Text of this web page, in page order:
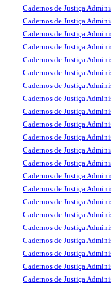
Cadernos de Justiça
Cadernos de Justiça
Cadernos de Justiça
Cadernos de Justiça
Cadernos de Justiça
Cadernos de Justiça
Cadernos de Justiça
Cadernos de Justiça
Cadernos de Justiça
Cadernos de Justiça
Cadernos de Justiça
Cadernos de Justiça
Cadernos de Justiça
Cadernos de Justiça
Cadernos de Justiça
Cadernos de Justiça
Cadernos de Justiça
Cadernos de Justiça
Cadernos de Justiça
Cadernos de Justiça
Cadernos de Justiça
Cadernos de Justiça